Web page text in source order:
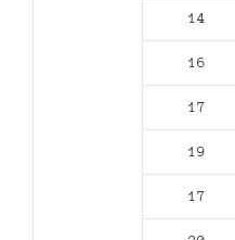
14
16
17
19
17